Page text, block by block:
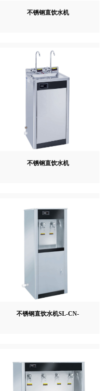
不锈钢直饮水机
不锈钢直饮水机
不锈钢直饮水机SL-CN-